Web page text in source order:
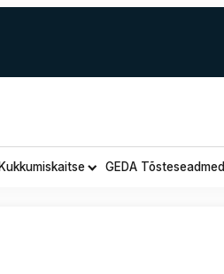
Kukkumiskaitse GEDA Tõsteseadmed